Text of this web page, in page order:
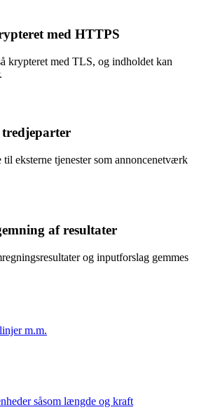
med HTTPS
krypteret med TLS, og indholdet kan
tredjeparter
eksterne tjenester som annoncenetværk
af resultater
og inputforslag gemmes
m.m.
såsom længde og kraft